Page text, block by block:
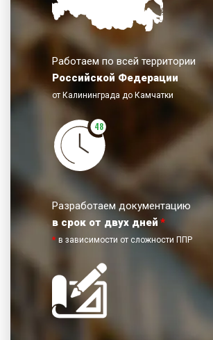
Работаем по всей территории
Российской Федерации
от Калининграда до Камчатки
48
Разработаем документацию
в срок от двух дней *
* в зависимости от сложности ППР